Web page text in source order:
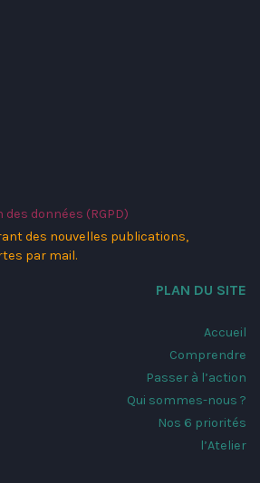
données (RGPD)
des nouvelles publications,
par mail.
PLAN DU SITE
Accueil
Comprendre
Passer à l’action
Qui sommes-nous ?
Nos 6 priorités
l’Atelier